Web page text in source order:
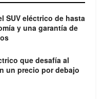
SUV eléctrico de hasta
y una garantía de
que desafía al
un precio por debajo